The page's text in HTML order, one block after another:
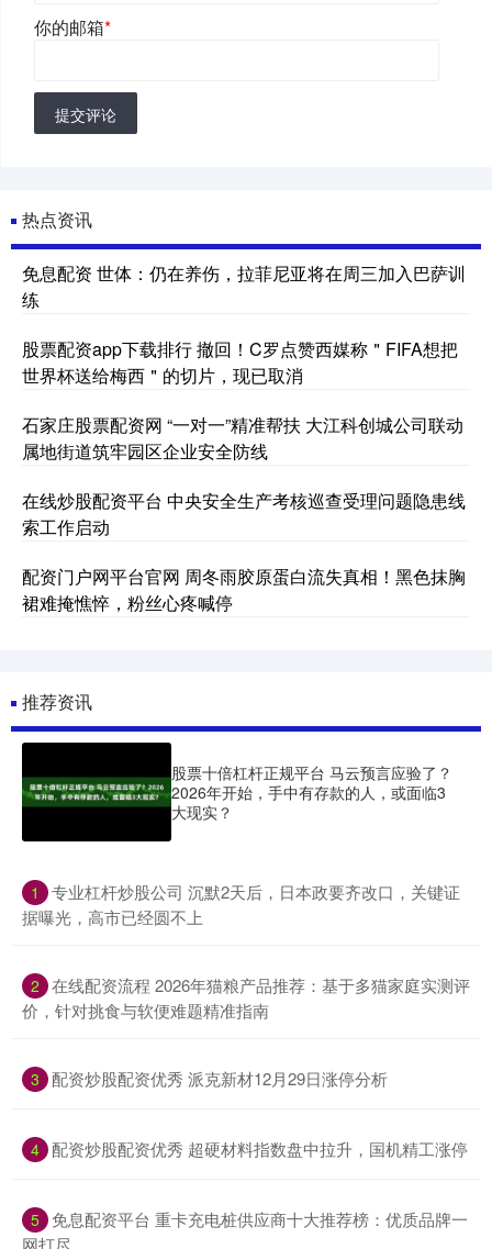
你的邮箱*
提交评论
热点资讯
免息配资 世体：仍在养伤，拉菲尼亚将在周三加入巴萨训
练
股票配资app下载排行 撤回！C罗点赞西媒称＂FIFA想把
世界杯送给梅西＂的切片，现已取消
石家庄股票配资网 “一对一”精准帮扶 大江科创城公司联动
属地街道筑牢园区企业安全防线
在线炒股配资平台 中央安全生产考核巡查受理问题隐患线
索工作启动
配资门户网平台官网 周冬雨胶原蛋白流失真相！黑色抹胸
裙难掩憔悴，粉丝心疼喊停
推荐资讯
股票十倍杠杆正规平台 马云预言应验了？
2026年开始，手中有存款的人，或面临3
大现实？
1
​专业杠杆炒股公司 沉默2天后，日本政要齐改口，关键证
据曝光，高市已经圆不上
2 ​在线配资流程 2026年猫粮产品推荐：基于多猫家庭实测评
价，针对挑食与软便难题精准指南
3 ​配资炒股配资优秀 派克新材12月29日涨停分析
4 ​配资炒股配资优秀 超硬材料指数盘中拉升，国机精工涨停
5 ​免息配资平台 重卡充电桩供应商十大推荐榜：优质品牌一
网打尽